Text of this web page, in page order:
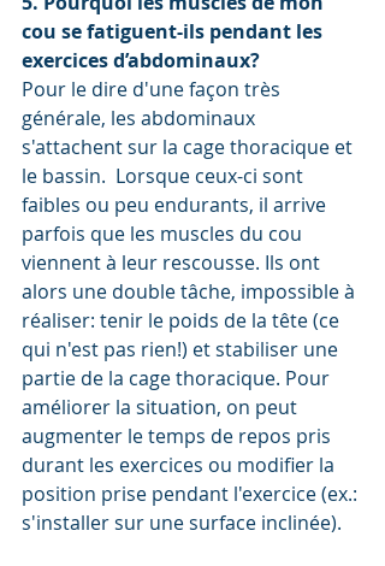
cou se fatiguent-ils pendant les
exercices d’abdominaux?
Pour le dire d'une façon très
générale, les abdominaux
s'attachent sur la cage thoracique et
le bassin.  Lorsque ceux-ci sont
faibles ou peu endurants, il arrive
parfois que les muscles du cou
viennent à leur rescousse. Ils ont
alors une double tâche, impossible à
réaliser: tenir le poids de la tête (ce
qui n'est pas rien!) et stabiliser une
partie de la cage thoracique. Pour
améliorer la situation, on peut
augmenter le temps de repos pris
durant les exercices ou modifier la
position prise pendant l'exercice (ex.:
s'installer sur une surface inclinée).